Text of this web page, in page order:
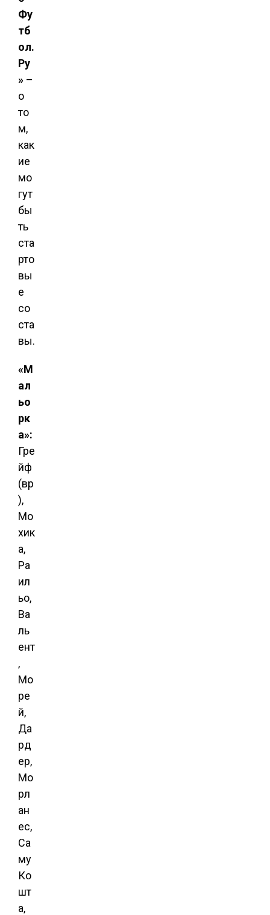
Фу
тб
ол.
Ру
» –
о
то
м,
как
ие
мо
гут
бы
ть
ста
рто
вы
е
со
ста
вы.
«М
ал
ьо
рк
а»:
Гре
йф
(вр
),
Мо
хик
а,
Ра
ил
ьо,
Ва
ль
ент
,
Мо
ре
й,
Да
рд
ер,
Мо
рл
ан
ес,
Са
му
Ко
шт
а,